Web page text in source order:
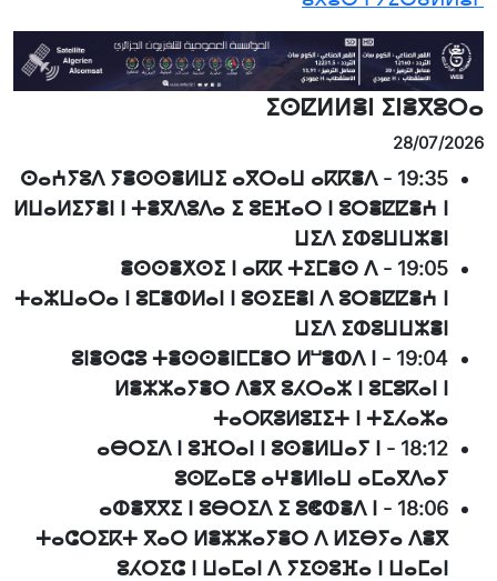
ⵉⵙⵇⵍⵍⴻⵏ ⵉⵏⴻⴳⵓⵔⴰ
28/07/2026
19:35
-
ⵙⴰⵄⵢⵓⴷ ⵢⴻⵙⵙⴻⵍⵡⵉ ⴰⴳⵔⴰⵡ ⴰⴽⴽⴻⴷ
ⵍⵡⴰⵍⵉⵢⴻⵏ ⵏ ⵜⴻⴳⴷⵓⴷⴰ ⵉ ⵓⴹⴼⴰⵔ ⵏ ⵓⵔⴻⵇⵇⴻⵄ ⵏ
ⵡⵉⴷ ⵉⵀⵓⵡⵡⵣⴻⵏ
19:05
-
ⴻⵙⵙⴻⵅⵙⵉ ⵏ ⴰⴽⴽ ⵜⵉⵎⴻⵙ ⴷ
ⵜⴰⵣⵡⴰⵔⴰ ⵏ ⵓⵎⴻⵀⵍⴰⵏ ⵏ ⵓⵙⵉⴹⴻⵏ ⴷ ⵓⵔⴻⵇⵇⴻⵄ ⵏ
ⵡⵉⴷ ⵉⵀⵓⵡⵡⵣⴻⵏ
19:04
-
ⵓⵏⴻⵙⵛⵓ ⵜⴻⵙⵙⴻⵏⵎⵎⴻⵔ ⵍⵯⴻⵀⴷ ⵏ
ⵍⴻⵣⵣⴰⵢⴻⵔ ⴷⴻⴳ ⵓⵃⵔⴰⵣ ⵏ ⵓⵎⵓⴽⴰⵏ ⵏ
ⵜⴰⵔⴽⵓⵍⵓⵊⵉⵜ ⵏ ⵜⵉⵃⴰⵣⴰ
18:12
-
ⴰⴱⵔⵉⴷ ⵏ ⵓⴼⵔⴰⵏ ⵏ ⵓⵙⴻⵍⵡⴰⵢ ⵏ
ⵓⵙⵇⴰⵎⵓ ⴰⵖⴻⵍⵏⴰⵡ ⴰⵎⴰⴳⴷⴰⵢ
18:06
-
ⴰⵀⴻⴳⴳⵉ ⵏ ⵓⴱⵔⵉⴷ ⵉ ⵓⵞⵀⴻⴷ ⵏ
ⵜⴰⵛⵔⵉⴽⵜ ⴳⴰⵔ ⵍⴻⵣⵣⴰⵢⴻⵔ ⴷ ⵍⵉⴱⵢⴰ ⴷⴻⴳ
ⵓⵃⵔⵉⵛ ⵏ ⵡⴰⵎⴰⵏ ⴷ ⵢⵉⵙⵓⴼⴰ ⵏ ⵡⴰⵎⴰⵏ